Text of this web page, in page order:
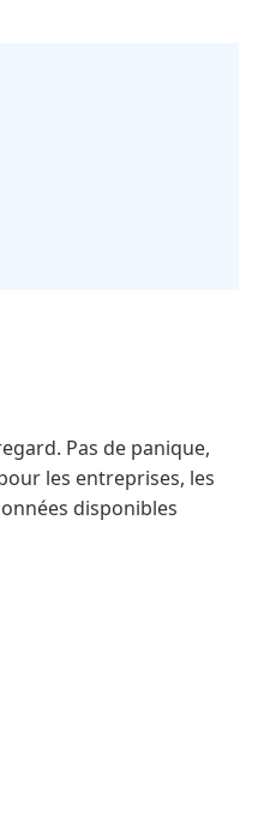
Pas de panique,
les entreprises, les
disponibles